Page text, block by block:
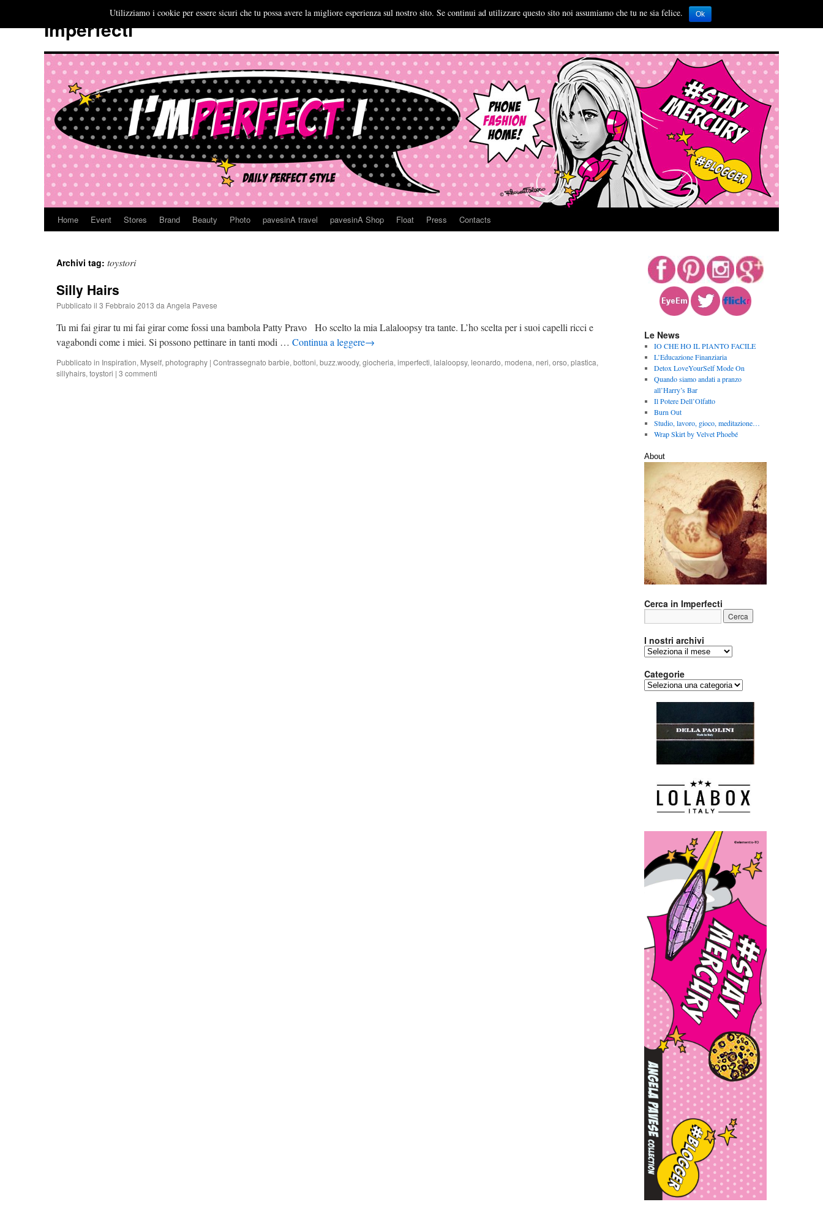
Imperfecti
Vai
contenuto
Home Event Stores Brand Beauty Photo pavesinA travel pavesinA Shop Float Press Contacts
Archivi tag: toystori
Silly Hairs
Pubblicato il 3 Febbraio 2013 da Angela Pavese
Tu mi fai girar tu mi fai girar come fossi una bambola Patty Pravo Ho scelto la mia Lalaloopsy tra tante. L’ho scelta per i suoi capelli ricci e
vagabondi come i miei. Si possono pettinare in tanti modi … Continua a leggere→
Pubblicato in Inspiration, Myself, photography | Contrassegnato barbie, bottoni, buzz.woody, giocheria, imperfecti, lalaloopsy, leonardo, modena, neri, orso, plastica,
sillyhairs, toystori | 3 commenti
Le News
IO CHE HO IL PIANTO FACILE
L’Educazione Finanziaria
Detox LoveYourSelf Mode On
Quando siamo andati a pranzo
all’Harry’s Bar
Il Potere Dell’Olfatto
Burn Out
Studio, lavoro, gioco, meditazione…
Wrap Skirt by Velvet Phoebé
About
Cerca in Imperfecti
I nostri archivi
archivi
Categorie
Categorie
Utilizziamo i cookie per essere sicuri che tu possa avere la migliore esperienza sul nostro sito. Se continui ad utilizzare questo sito noi assumiamo che tu ne sia felice. Ok